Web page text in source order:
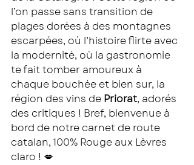
l’on passe sans transition de
plages dorées à des montagnes
escarpées, où l’histoire flirte avec
la modernité, où la gastronomie
te fait tomber amoureux à
chaque bouchée et bien sur, la
région des vins de Priorat, adorés
des critiques ! Bref, bienvenue à
bord de notre carnet de route
catalan, 100% Rouge aux Lèvres
claro ! 💋